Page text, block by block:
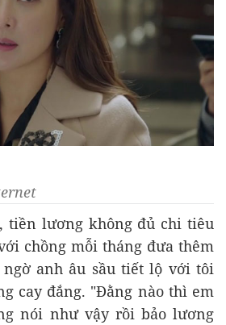
tiền lương không đủ chi tiêu
chồng mỗi tháng đưa thêm
anh âu sầu tiết lộ với tôi
cay đắng. "Đằng nào thì em
nói như vậy rồi bảo lương